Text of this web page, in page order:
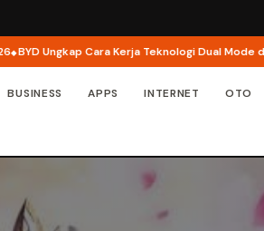
Ungkap Cara Kerja Teknologi Dual Mode di M6
BUSINESS APPS INTERNET OTO